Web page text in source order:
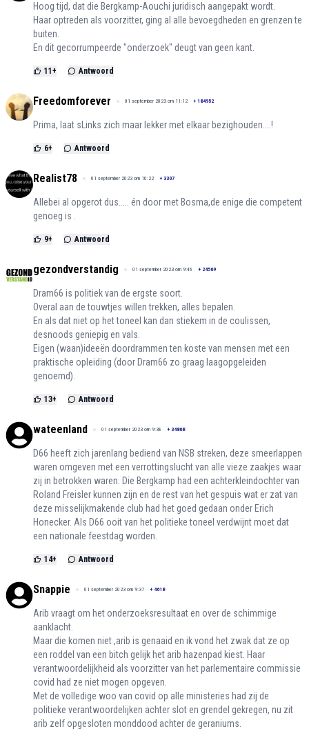
Hoog tijd, dat die Bergkamp-Aouchi juridisch aangepakt wordt.
Haar optreden als voorzitter, ging al alle bevoegdheden en grenzen te
buiten.
En dit gecorrumpeerde "onderzoek" deugt van geen kant.
11 + Antwoord
Freedomforever 01 september 2023 om 11:12 + 184952
Prima, laat sLinks zich maar lekker met elkaar bezighouden....!
6+ Antwoord
Realist78 01 september 2023 om 10:22 + 3307
Allebei al opgerot dus..... én door met Bosma,de enige die competent
genoeg is .
9+ Antwoord
gezondverstandig 01 september 2023 om 9:46 + 24569
Dram66 is politiek van de ergste soort.
Overal aan de touwtjes willen trekken, alles bepalen.
En als dat niet op het toneel kan dan stiekem in de coulissen,
desnoods geniepig en vals.
Eigen (waan)ideeën doordrammen ten koste van mensen met een
praktische opleiding (door Dram66 zo graag laagopgeleiden
genoemd).
13+ Antwoord
wateenland 01 september 2023 om 9:38 + 34868
D66 heeft zich jarenlang bediend van NSB streken, deze smeerlappen
waren omgeven met een verrottingslucht van alle vieze zaakjes waar
zij in betrokken waren. Die Bergkamp had een achterkleindochter van
Roland Freisler kunnen zijn en de rest van het gespuis wat er zat van
deze misselijkmakende club had het goed gedaan onder Erich
Honecker. Als D66 ooit van het politieke toneel verdwijnt moet dat
een nationale feestdag worden.
14+ Antwoord
Snappie 01 september 2023 om 9:37 + 4618
Arib vraagt om het onderzoeksresultaat en over de schimmige
aanklacht.
Maar die komen niet ,arib is genaaid en ik vond het zwak dat ze op
een roddel van een bitch gelijk het arib hazenpad kiest. Haar
verantwoordelijkheid als voorzitter van het parlementaire commissie
covid had ze niet mogen opgeven.
Met de volledige woo van covid op alle ministeries had zij de
politieke verantwoordelijken achter slot en grendel gekregen, nu zit
arib zelf opgesloten monddood achter de geraniums.